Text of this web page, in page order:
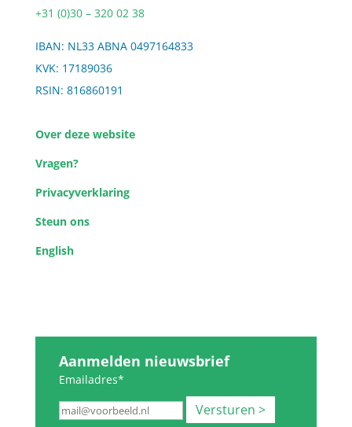
+31 (0)30 – 320 02 38
IBAN: NL33 ABNA 0497164833
KVK: 17189036
RSIN: 816860191
Over deze website
Vragen?
Privacyverklaring
Steun ons
English
Aanmelden nieuwsbrief
Emailadres*
Versturen >